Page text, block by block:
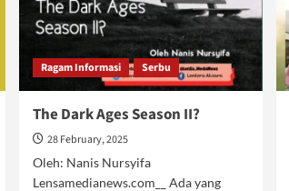
Ragam Informasi Serbu
The Dark Ages Season II?
28 February, 2025
Oleh: Nanis Nursyifa
Lensamedianews.com__ Ada yang